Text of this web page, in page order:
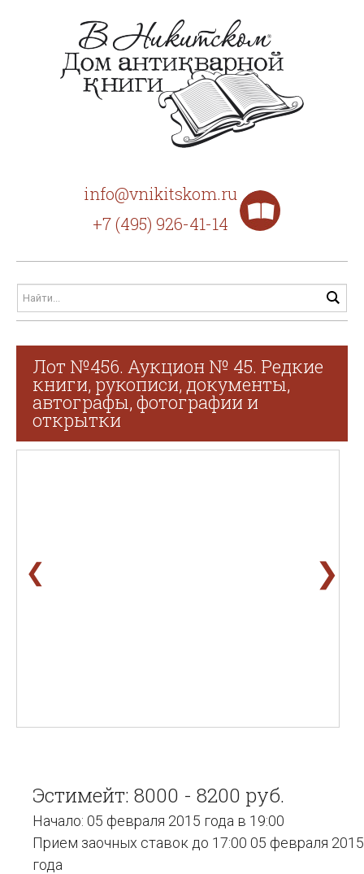
info@vnikitskom.ru
+7 (495) 926-41-14
Лот №456. Аукцион № 45. Редкие
книги, рукописи, документы,
автографы, фотографии и
открытки
❮ ❯
Эстимейт: 8000 - 8200 руб.
Начало: 05 февраля 2015 года в 19:00
Прием заочных ставок до 17:00 05 февраля 2015
года